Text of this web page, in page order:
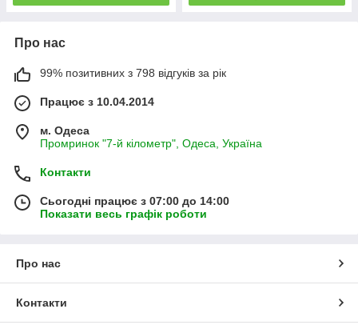
Про нас
99% позитивних з 798 відгуків за рік
Працює з 10.04.2014
м. Одеса
Промринок "7-й кілометр", Одеса, Україна
Контакти
Сьогодні працює з 07:00 до 14:00
Показати весь графік роботи
Про нас
Контакти